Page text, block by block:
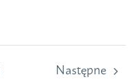
Następne